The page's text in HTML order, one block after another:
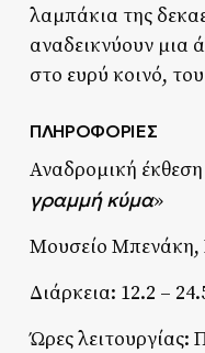
λαμπάκια της
αναδεικνύουν μια
στο ευρύ κοινό,
ΠΛΗΡΟΦΟΡΙΕΣ
Αναδρομική
γραμμή κύμα»
Μουσείο Μπενάκη,
Διάρκεια: 12.2 –
Ώρες λειτουργίας: